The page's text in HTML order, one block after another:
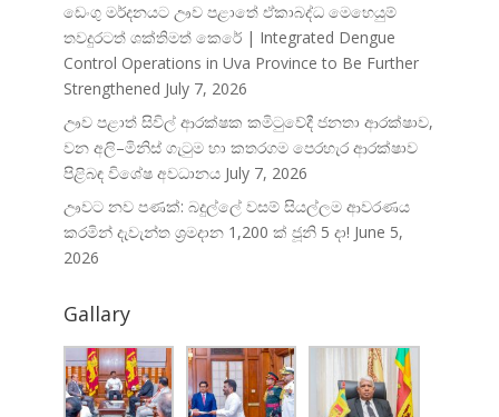
ඩෙංගු මර්දනයට ඌව පළාතේ ඒකාබද්ධ මෙහෙයුම්
තවදුරටත් ශක්තිමත් කෙරේ | Integrated Dengue
Control Operations in Uva Province to Be Further
Strengthened July 7, 2026
ඌව පළාත් සිවිල් ආරක්ෂක කමිටුවේදී ජනතා ආරක්ෂාව,
වන අලි–මිනිස් ගැටුම හා කතරගම පෙරහැර ආරක්ෂාව
පිළිබඳ විශේෂ අවධානය July 7, 2026
ඌවට නව පණක්: බදුල්ලේ වසම් සියල්ලම ආවරණය
කරමින් දැවැන්ත ශ්‍රමදාන 1,200 ක් ජූනි 5 දා! June 5,
2026
Gallary